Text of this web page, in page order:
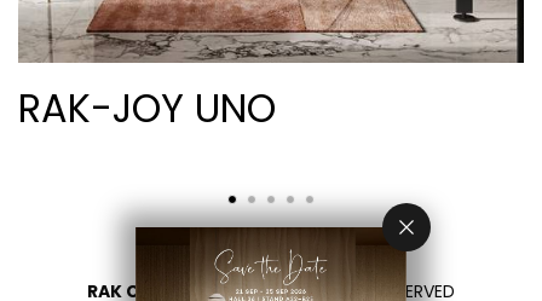
RAK-JOY UNO
RAK CERAMICS 2026- ALL RIGHTS RESERVED